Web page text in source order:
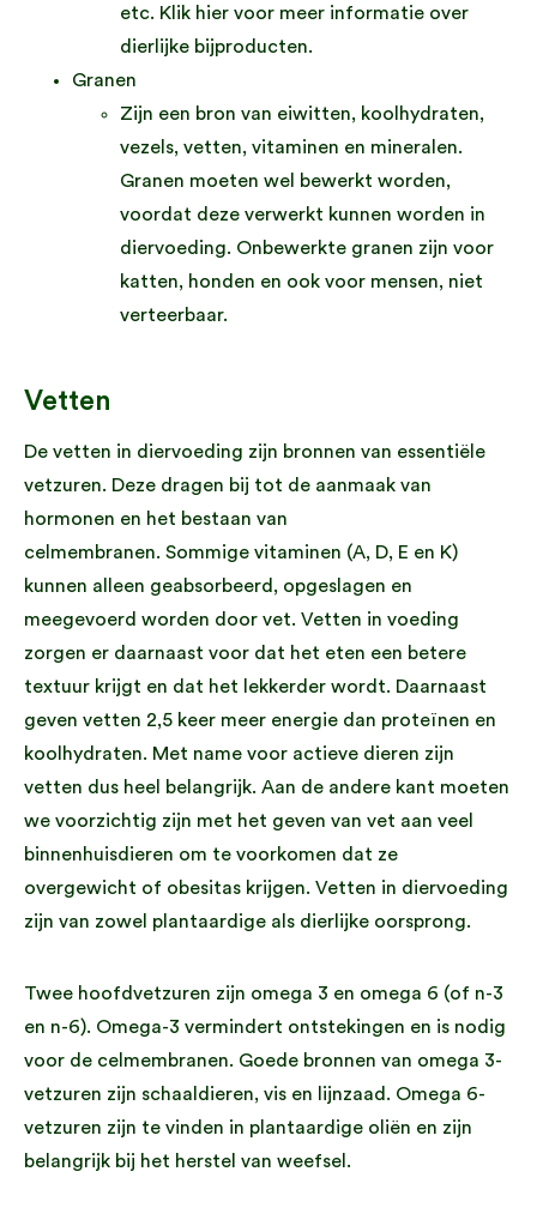
etc. Klik hier voor meer informatie over
dierlijke bijproducten.
Granen
Zijn een bron van eiwitten, koolhydraten,
vezels, vetten, vitaminen en mineralen.
Granen moeten wel bewerkt worden,
voordat deze verwerkt kunnen worden in
diervoeding. Onbewerkte granen zijn voor
katten, honden en ook voor mensen, niet
verteerbaar.
Vetten
De vetten in diervoeding zijn bronnen van essentiële
vetzuren. Deze dragen bij tot de aanmaak van
hormonen en het bestaan van
celmembranen. Sommige vitaminen (A, D, E en K)
kunnen alleen geabsorbeerd, opgeslagen en
meegevoerd worden door vet. Vetten in voeding
zorgen er daarnaast voor dat het eten een betere
textuur krijgt en dat het lekkerder wordt. Daarnaast
geven vetten 2,5 keer meer energie dan proteïnen en
koolhydraten. Met name voor actieve dieren zijn
vetten dus heel belangrijk. Aan de andere kant moeten
we voorzichtig zijn met het geven van vet aan veel
binnenhuisdieren om te voorkomen dat ze
overgewicht of obesitas krijgen. Vetten in diervoeding
zijn van zowel plantaardige als dierlijke oorsprong.
Twee hoofdvetzuren zijn omega 3 en omega 6 (of n-3
en n-6). Omega-3 vermindert ontstekingen en is nodig
voor de celmembranen. Goede bronnen van omega 3-
vetzuren zijn schaaldieren, vis en lijnzaad. Omega 6-
vetzuren zijn te vinden in plantaardige oliën en zijn
belangrijk bij het herstel van weefsel.